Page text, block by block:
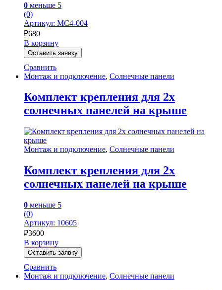
0 меньше 5
(0)
Артикул: MC4-004
₽680
В корзину
Оставить заявку
Сравнить
Монтаж и подключение, Солнечные панели
Комплект крепления для 2х
солнечных панелей на крыше
Монтаж и подключение, Солнечные панели
Комплект крепления для 2х
солнечных панелей на крыше
0 меньше 5
(0)
Артикул: 10605
₽3600
В корзину
Оставить заявку
Сравнить
Монтаж и подключение, Солнечные панели